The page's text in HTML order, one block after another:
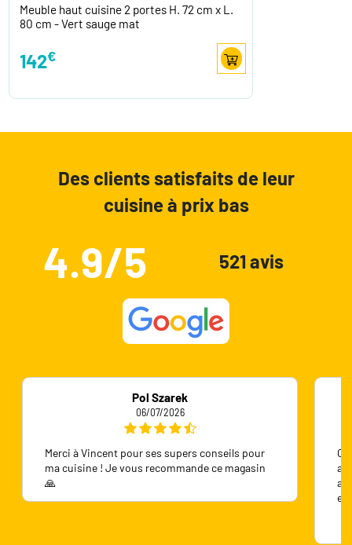
Meuble haut cuisine 2 portes H. 72 cm x L.
80 cm - Vert sauge mat
142€
Des clients satisfaits de leur
cuisine à prix bas
4.9/5 521 avis
Pol Szarek
06/07/2026
Merci à Vincent pour ses supers conseils pour
ma cuisine ! Je vous recommande ce magasin
🙏